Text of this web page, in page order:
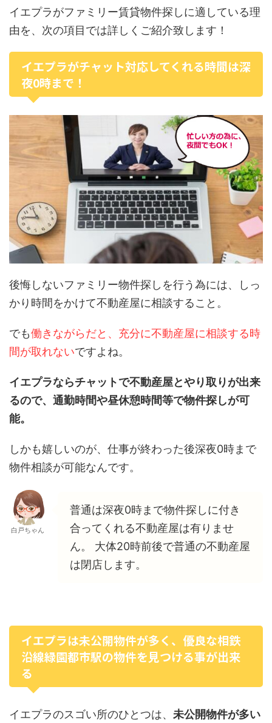
イエプラがファミリー賃貸物件探しに適している理
由を、次の項目では詳しくご紹介致します！
イエプラがチャット対応してくれる時間は深
夜0時まで！
後悔しないファミリー物件探しを行う為には、しっ
かり時間をかけて不動産屋に相談すること。
でも働きながらだと、充分に不動産屋に相談する時
間が取れないですよね。
イエプラならチャットで不動産屋とやり取りが出来
るので、通勤時間や昼休憩時間等で物件探しが可
能。
しかも嬉しいのが、仕事が終わった後深夜0時まで
物件相談が可能なんです。
白戸ちゃん
普通は深夜0時まで物件探しに付き
合ってくれる不動産屋は有りませ
ん。 大体20時前後で普通の不動産屋
は閉店します。
イエプラは未公開物件が多く、優良な相鉄
沿線緑園都市駅の物件を見つける事が出来
る
イエプラのスゴい所のひとつは、 未公開物件が多い